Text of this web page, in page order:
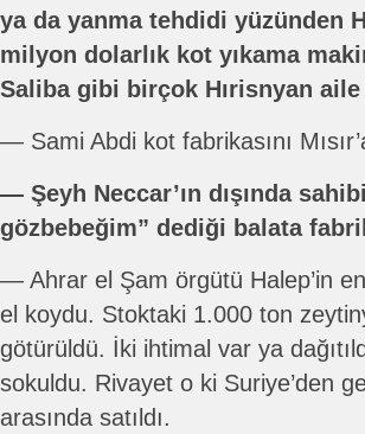
ya da yanma tehdidi yüzünden
milyon dolarlık kot yıkama
Saliba gibi birçok Hırisnyan
― Sami Abdi kot fabrikasını
― Şeyh Neccar’ın dışında
gözbebeğim” dediği balata
― Ahrar el Şam örgütü Halep’in
el koydu. Stoktaki 1.000 ton
götürüldü. İki ihtimal var ya
sokuldu. Rivayet o ki Suriye’den
arasında satıldı.